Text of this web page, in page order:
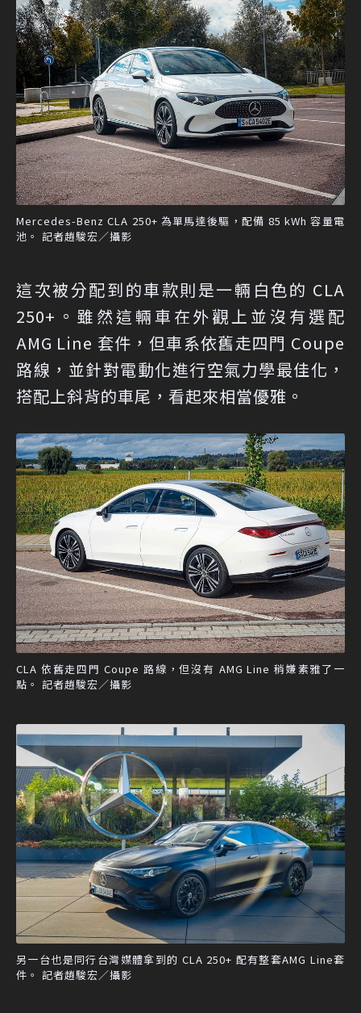
Mercedes-Benz CLA 250+ 為單馬達後驅，配備 85 kWh 容量電
池。 記者趙駿宏／攝影
這次被分配到的車款則是一輛白色的 CLA
250+。雖然這輛車在外觀上並沒有選配
AMG Line 套件，但車系依舊走四門 Coupe
路線，並針對電動化進行空氣力學最佳化，
搭配上斜背的車尾，看起來相當優雅。
CLA 依舊走四門 Coupe 路線，但沒有 AMG Line 稍嫌素雅了一
點。 記者趙駿宏／攝影
另一台也是同行台灣媒體拿到的 CLA 250+ 配有整套AMG Line套
件。 記者趙駿宏／攝影